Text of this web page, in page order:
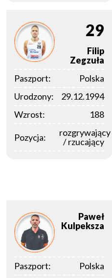
29
Filip
Zegzuła
Paszport:
Polska
Urodzony:
29.12.1994
Wzrost:
188
Pozycja:
rozgrywający
/ rzucający
Paweł
Kulpeksza
Paszport:
Polska